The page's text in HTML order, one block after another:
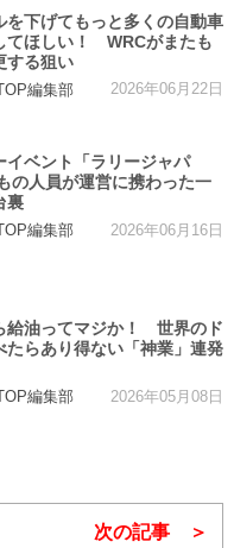
を下げてもっと多くの自動車
てほしい！ WRCがまたも
する狙い
編集部 2026年06月22日
イベント「ラリージャパ
人員が運営に携わった一
裏
編集部 2026年06月16日
給油ってマジか！ 世界のド
たらあり得ない「神業」連発
編集部 2026年05月08日
次の記事